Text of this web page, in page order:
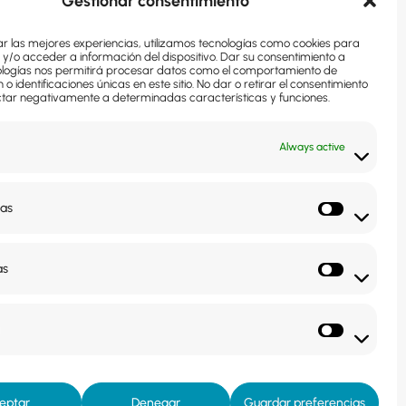
las mejores experiencias, utilizamos tecnologías como cookies para
o acceder a información del dispositivo. Dar su consentimiento a
nos permitirá procesar datos como el comportamiento de
o identificaciones únicas en este sitio. No dar o retirar el consentimiento
negativamente a determinadas características y funciones.
Always active
Denegar Guardar preferencias
Acepto la
política de privacidad y de protección